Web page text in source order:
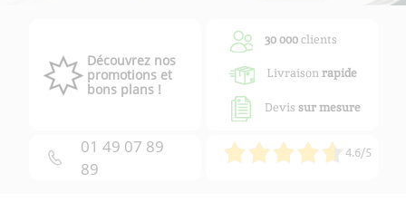
Découvrez nos
promotions et
bons plans !
30 000clients
Livraisonrapide
Devis sur mesure
01 49 07 89
89
4.6/5